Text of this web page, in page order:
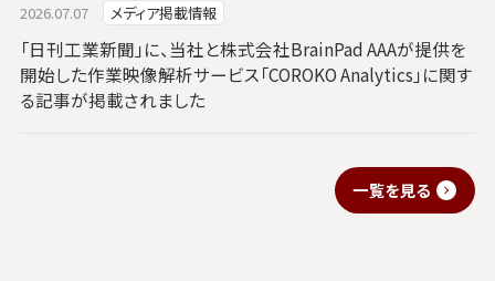
2026.07.07 メディア掲載情報
「日刊工業新聞」に、当社と株式会社BrainPad AAAが提供を
開始した作業映像解析サービス「COROKO Analytics」に関す
る記事が掲載されました
一覧を見る